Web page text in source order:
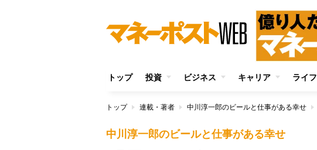
トップ 投資 ビジネス キャリア ライフ
トップ 連載・著者 中川淳一郎のビールと仕事がある幸せ
中川淳一郎のビールと仕事がある幸せ